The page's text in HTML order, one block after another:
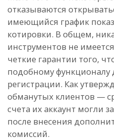
отказываются
имеющийся график
котировки. В общем,
инструментов не
четкие гарантии того,
подобному функционалу
регистрации. Как
обманутых клиентов —
счета их аккаунт могли
после внесения
комиссий.